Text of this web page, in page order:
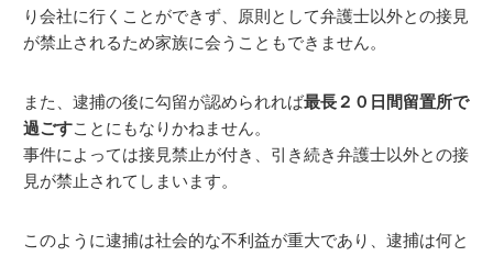
り会社に行くことができず、原則として弁護士以外との接見
が禁止されるため家族に会うこともできません。
また、逮捕の後に勾留が認められれば最長２０日間留置所で
過ごすことにもなりかねません。
事件によっては接見禁止が付き、引き続き弁護士以外との接
見が禁止されてしまいます。
このように逮捕は社会的な不利益が重大であり、逮捕は何と